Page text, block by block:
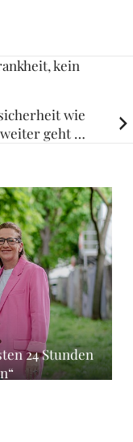
kein
wie
geht …
24 Stunden